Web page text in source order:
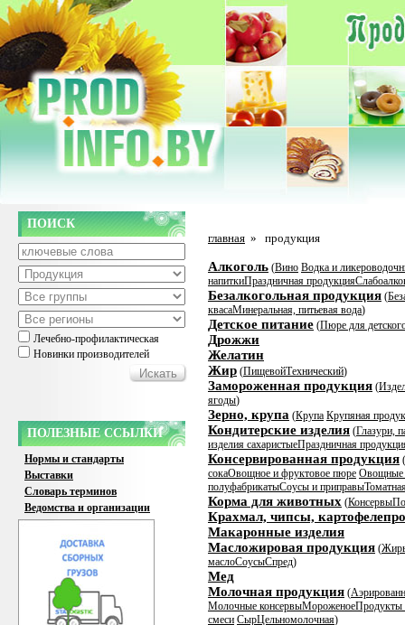
ПОИСК
Лечебно-профилактическая
Новинки производителей
ПОЛЕЗНЫЕ ССЫЛКИ
Нормы и стандарты
Выставки
Словарь терминов
Ведомства и организации
главная » продукция
Алкоголь (Вино Водка и
напиткиПраздничная продукция
Безалкогольная продукция (
квасаМинеральная, питьевая вода)
Детское питание (Пюре для
Дрожжи
Желатин
Жир (ПищевойТехнический)
Замороженная продукция (
ягоды)
Зерно, крупа (Крупа Крупяная
Кондитерские изделия (Глазури,
изделия сахаристыеПраздничная
Консервированная продукция (
сокаОвощное и фруктовое пюре Овощные
полуфабрикатыСоусы и приправы
Корма для животных (Консервы
Крахмал, чипсы,
Макаронные изделия
Масложировая продукция (
маслоСоусыСпред)
Мед
Молочная продукция (
Молочные консервыМороженоеПродукты
смеси СырЦельномолочная)